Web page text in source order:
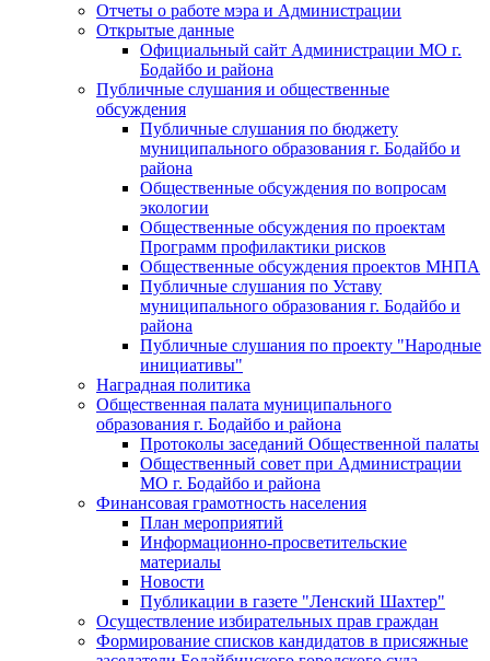
Отчеты о работе мэра и Администрации
Открытые данные
Официальный сайт Администрации МО г.
Бодайбо и района
Публичные слушания и общественные
обсуждения
Публичные слушания по бюджету
муниципального образования г. Бодайбо и
района
Общественные обсуждения по вопросам
экологии
Общественные обсуждения по проектам
Программ профилактики рисков
Общественные обсуждения проектов МНПА
Публичные слушания по Уставу
муниципального образования г. Бодайбо и
района
Публичные слушания по проекту "Народные
инициативы"
Наградная политика
Общественная палата муниципального
образования г. Бодайбо и района
Протоколы заседаний Общественной палаты
Общественный совет при Администрации
МО г. Бодайбо и района
Финансовая грамотность населения
План мероприятий
Информационно-просветительские
материалы
Новости
Публикации в газете "Ленский Шахтер"
Осуществление избирательных прав граждан
Формирование списков кандидатов в присяжные